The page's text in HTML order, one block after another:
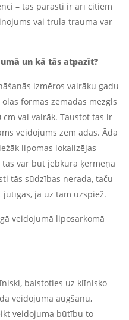
– tās parasti ir arī citiem
vai trula trauma var
un kā tās atpazīt?
izmēros vairāku gadu
formas zemādas mezgls
vai vairāk. Taustot tas ir
veidojums zem ādas. Āda
lipomas lokalizējas
var būt jebkurā ķermeņa
tās sūdzības nerada, taču
ja uz tām uzspiež.
veidojumā liposarkomā
balstoties uz klīnisko
veidojuma augšanu,
veidojuma būtību to